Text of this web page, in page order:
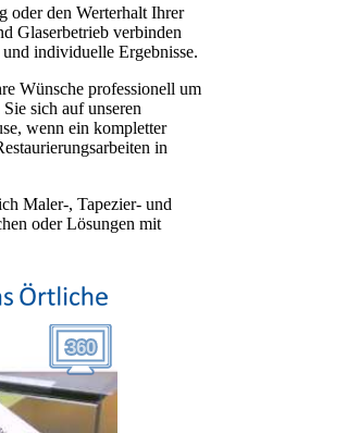
oder den Werterhalt Ihrer
Glaserbetrieb verbinden
individuelle Ergebnisse.
Wünsche professionell um
sich auf unseren
wenn ein kompletter
in
Maler-, Tapezier- und
oder Lösungen mit